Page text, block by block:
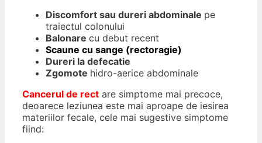
Discomfort sau dureri abdominale pe
traiectul colonului
Balonare cu debut recent
Scaune cu sange (rectoragie)
Dureri la defecatie
Zgomote hidro-aerice abdominale
Cancerul de rect are simptome mai precoce,
deoarece leziunea este mai aproape de iesirea
materiilor fecale, cele mai sugestive simptome
fiind: